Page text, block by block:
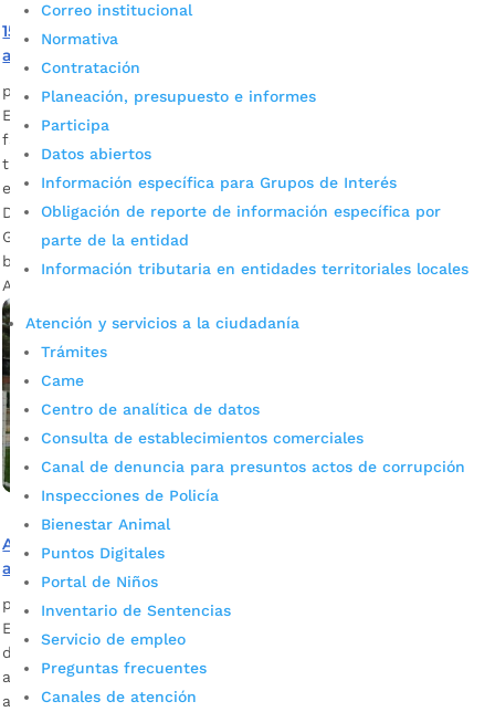
Correo institucional
Normativa
Contratación
Planeación, presupuesto e informes
Participa
Datos abiertos
Información específica para Grupos de Interés
Obligación de reporte de información específica por
parte de la entidad
Información tributaria en entidades territoriales locales
Atención y servicios a la ciudadanía
Trámites
Came
Centro de analítica de datos
Consulta de establecimientos comerciales
Canal de denuncia para presuntos actos de corrupción
Inspecciones de Policía
Bienestar Animal
Puntos Digitales
Portal de Niños
Inventario de Sentencias
Servicio de empleo
Preguntas frecuentes
Canales de atención
159 ciudadanos extranjeros recibieron atención en el
albergue temporal Villasunción
por Alcaldía de Bucaramanga|Jul 23, 2020
Esta iniciativa humanitaria les brindó la posibilidad a 46
familias de recibir ayuda alimentaria, médica y psicológica
tras quedar en situación de vulnerabilidad por la
emergencia sanitaria por Covid-19. Descargar audio: Natalia
Durán, secretaria de Desarrollo Social / Mayelmis Escalona
Gil, extranjera beneficiada / Julio César García, extranjero
beneficiado. Las gestiones humanitarias adelantadas por la
Alcaldía […]
Alcaldía de Bucaramanga transformó ambientes de
aprendizaje de la Escuela Normal Superior
por Alcaldía de Bucaramanga
El proyecto contempló la intervención en áreas de
deportivas (4 canchas), senderos peatonales, porterías de
acceso e iluminación, entre otras acciones. La inversión
ascendió a los $2.302 millones. Descargue audio: Juan